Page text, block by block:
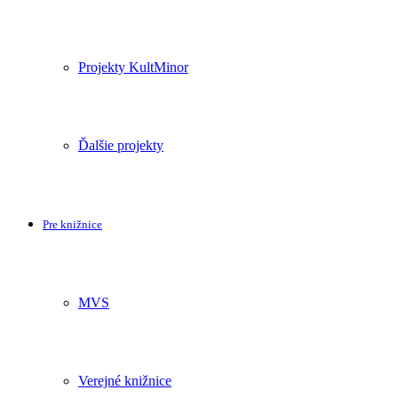
Projekty KultMinor
Ďalšie projekty
Pre knižnice
MVS
Verejné knižnice